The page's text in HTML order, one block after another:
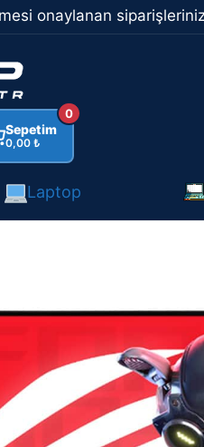
onaylanan
Sepetim
0,00 ₺
0
Laptop